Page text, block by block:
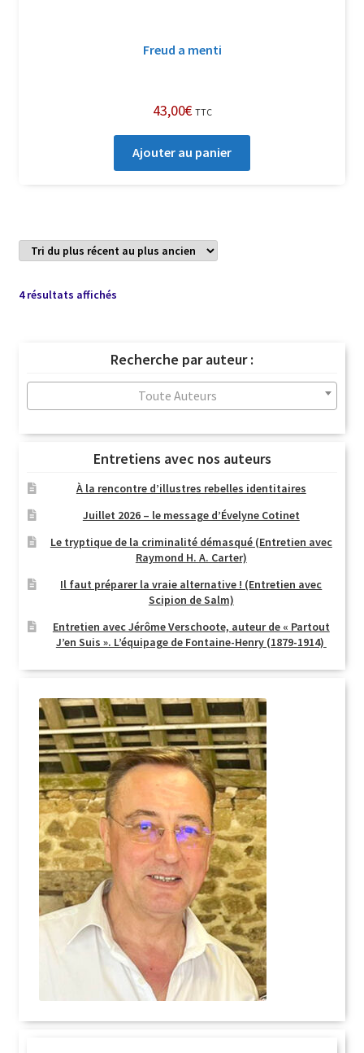
Freud a menti
43,00€ TTC
Ajouter au panier
4 résultats affichésTrié
au
plus
ancien
Recherche par auteur :
Toute Auteurs
Entretiens avec nos auteurs
À la rencontre d’illustres rebelles identitaires
Juillet 2026 – le message d’Évelyne Cotinet
Le tryptique de la criminalité démasqué (Entretien avec
Raymond H. A. Carter)
Il faut préparer la vraie alternative ! (Entretien avec
Scipion de Salm)
Entretien avec Jérôme Verschoote, auteur de « Partout
J’en Suis ». L’équipage de Fontaine-Henry (1879-1914)